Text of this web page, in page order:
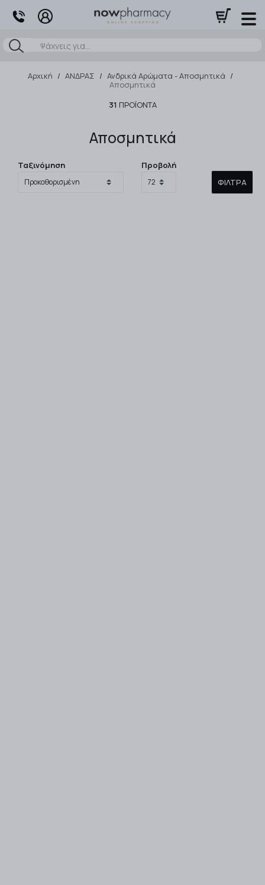
Αναζήτηση
Αρχική / ΑΝΔΡΑΣ / Ανδρικά Αρώματα - Αποσμητικά /
Αποσμητικά
31 ΠΡΟΪΌΝΤΑ
Αποσμητικά
Ταξινόμηση
Προβολή
ΦΊΛΤΡΑ